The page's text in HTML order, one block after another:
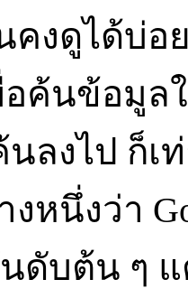
งดูได้บ่อ
พื่อค้นข้อมู
นลงไป ก็
งหนึ่งว่า
ดับต้น ๆ